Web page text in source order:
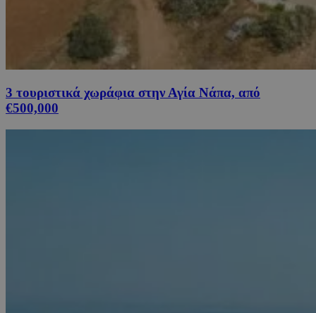
3 τουριστικά χωράφια στην Αγία Νάπα, από
€500,000